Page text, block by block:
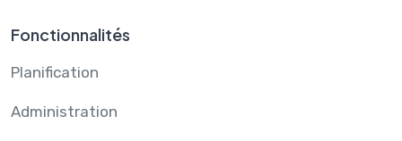
Fonctionnalités
Planification
Administration